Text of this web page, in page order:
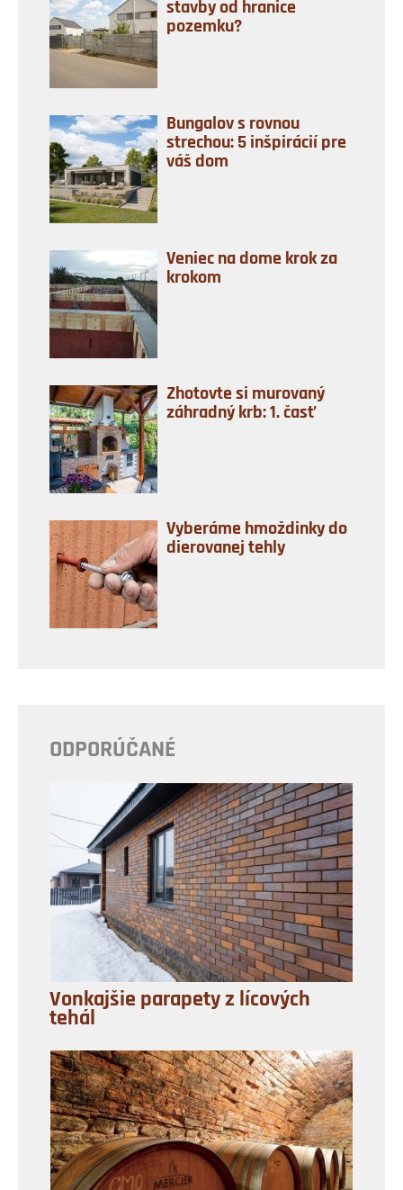
stavby od hranice
pozemku?
Bungalov s rovnou
strechou: 5 inšpirácií pre
váš dom
Veniec na dome krok za
krokom
Zhotovte si murovaný
záhradný krb: 1. časť
Vyberáme hmoždinky do
dierovanej tehly
ODPORÚČANÉ
Vonkajšie parapety z lícových
tehál